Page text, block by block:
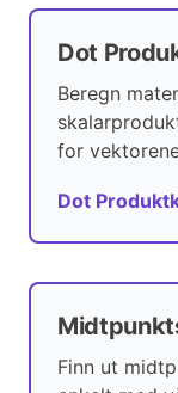
Dot
Beregn
for
Dot
Finn ut